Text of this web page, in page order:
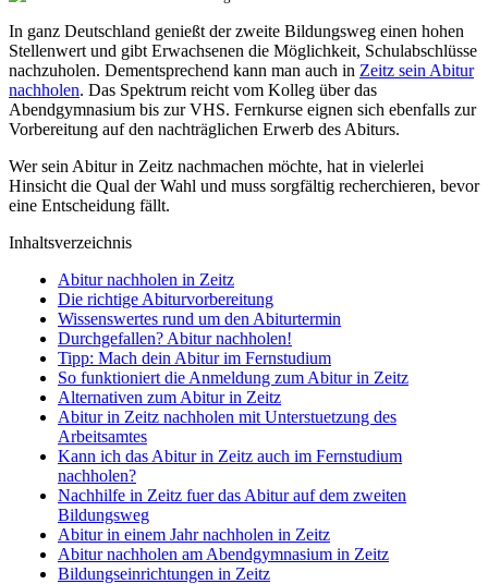
In ganz Deutschland genießt der zweite Bildungsweg einen hohen
Stellenwert und gibt Erwachsenen die Möglichkeit, Schulabschlüsse
nachzuholen. Dementsprechend kann man auch in Zeitz sein Abitur
nachholen. Das Spektrum reicht vom Kolleg über das
Abendgymnasium bis zur VHS. Fernkurse eignen sich ebenfalls zur
Vorbereitung auf den nachträglichen Erwerb des Abiturs.
Wer sein Abitur in Zeitz nachmachen möchte, hat in vielerlei
Hinsicht die Qual der Wahl und muss sorgfältig recherchieren, bevor
eine Entscheidung fällt.
Inhaltsverzeichnis
Abitur nachholen in Zeitz
Die richtige Abiturvorbereitung
Wissenswertes rund um den Abiturtermin
Durchgefallen? Abitur nachholen!
Tipp: Mach dein Abitur im Fernstudium
So funktioniert die Anmeldung zum Abitur in Zeitz
Alternativen zum Abitur in Zeitz
Abitur in Zeitz nachholen mit Unterstuetzung des
Arbeitsamtes
Kann ich das Abitur in Zeitz auch im Fernstudium
nachholen?
Nachhilfe in Zeitz fuer das Abitur auf dem zweiten
Bildungsweg
Abitur in einem Jahr nachholen in Zeitz
Abitur nachholen am Abendgymnasium in Zeitz
Bildungseinrichtungen in Zeitz